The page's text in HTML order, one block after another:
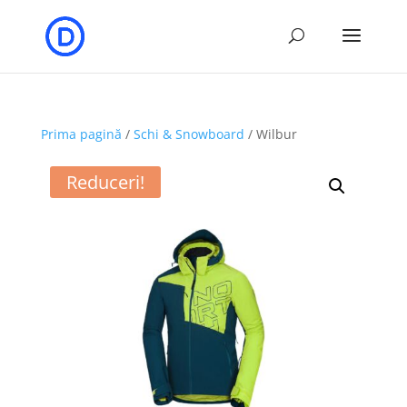
Prima pagină / Schi & Snowboard / Wilbur
Reduceri!